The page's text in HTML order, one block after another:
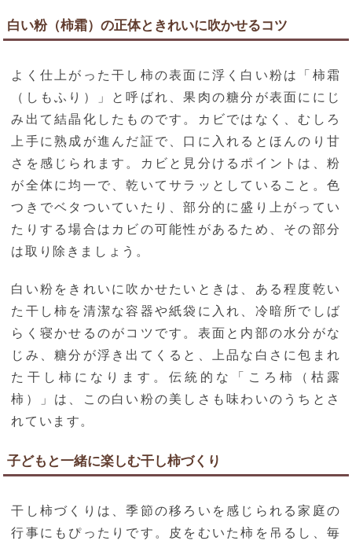
白い粉（柿霜）の正体ときれいに吹かせるコツ
よく仕上がった干し柿の表面に浮く白い粉は「柿霜
（しもふり）」と呼ばれ、果肉の糖分が表面ににじ
み出て結晶化したものです。カビではなく、むしろ
上手に熟成が進んだ証で、口に入れるとほんのり甘
さを感じられます。カビと見分けるポイントは、粉
が全体に均一で、乾いてサラッとしていること。色
つきでベタついていたり、部分的に盛り上がってい
たりする場合はカビの可能性があるため、その部分
は取り除きましょう。
白い粉をきれいに吹かせたいときは、ある程度乾い
た干し柿を清潔な容器や紙袋に入れ、冷暗所でしば
らく寝かせるのがコツです。表面と内部の水分がな
じみ、糖分が浮き出てくると、上品な白さに包まれ
た干し柿になります。伝統的な「ころ柿（枯露
柿）」は、この白い粉の美しさも味わいのうちとさ
れています。
子どもと一緒に楽しむ干し柿づくり
干し柿づくりは、季節の移ろいを感じられる家庭の
行事にもぴったりです。皮をむいた柿を吊るし、毎